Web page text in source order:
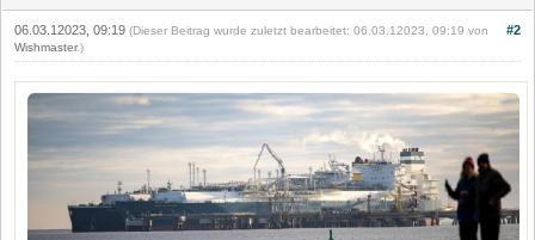
#2
06.03.12023, 09:19 (Dieser Beitrag wurde zuletzt bearbeitet: 06.03.12023, 09:19 von
Wishmaster.)